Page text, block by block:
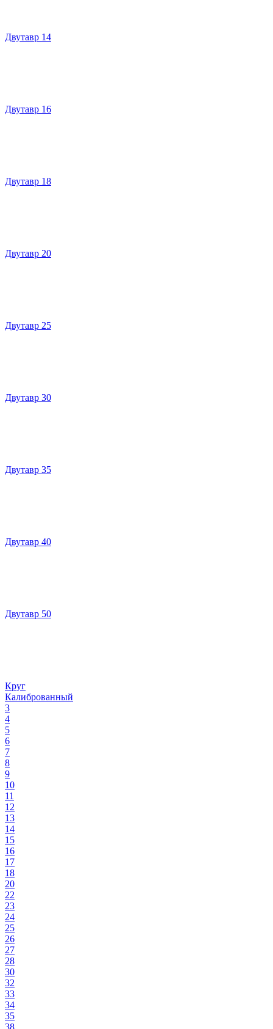
Двутавр 14
Двутавр 16
Двутавр 18
Двутавр 20
Двутавр 25
Двутавр 30
Двутавр 35
Двутавр 40
Двутавр 50
Круг
Калиброванный
3
4
5
6
7
8
9
10
11
12
13
14
15
16
17
18
20
22
23
24
25
26
27
28
30
32
33
34
35
38